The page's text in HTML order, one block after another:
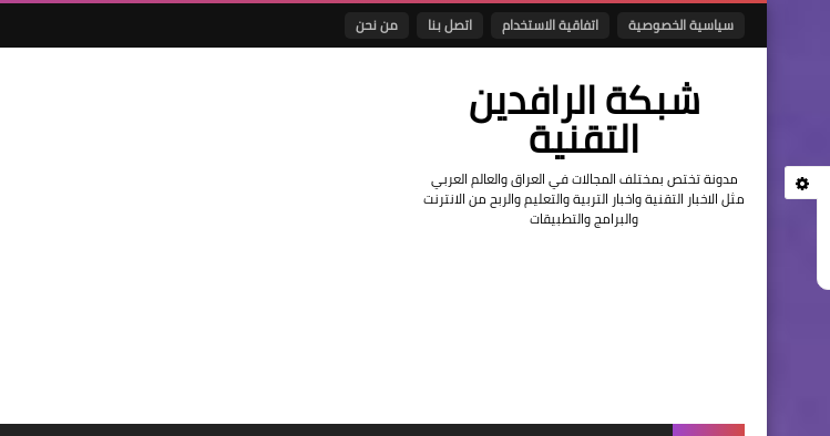
سياسية الخصوصية اتفاقية الاستخدام اتصل بنا من نحن
شبكة الرافدين
التقنية
مدونة تختص بمختلف المجالات في العراق والعالم العربي
مثل الاخبار التقنية واخبار التربية والتعليم والربح من الانترنت
والبرامج والتطبيقات